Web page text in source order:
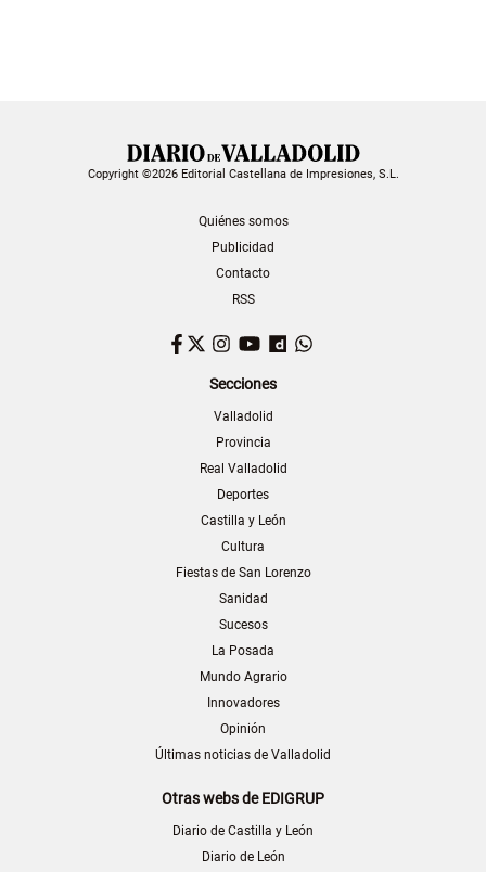
Copyright ©2026 Editorial Castellana de Impresiones, S.L.
Quiénes somos
Publicidad
Contacto
RSS
Facebook
TwitterInstagram
YouTubeDailymotion
Secciones
Valladolid
Provincia
Real Valladolid
Deportes
Castilla y León
Cultura
Fiestas de San Lorenzo
Sanidad
Sucesos
La Posada
Mundo Agrario
Innovadores
Opinión
Últimas noticias de Valladolid
Otras webs de EDIGRUP
Diario de Castilla y León
Diario de León